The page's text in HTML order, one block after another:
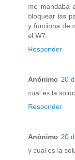
me mandaba
bloquear las
y funciona de
el W7.
Responder
Anónimo 20
cual es la
Responder
Anónimo 20
y cual es la